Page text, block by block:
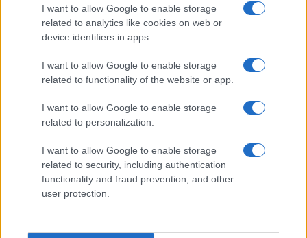
I want to allow Google to enable storage
related to analytics like cookies on web or
device identifiers in apps.
I want to allow Google to enable storage
related to functionality of the website or app.
I want to allow Google to enable storage
related to personalization.
I want to allow Google to enable storage
related to security, including authentication
functionality and fraud prevention, and other
user protection.
Club sociali a pagamento: vantaggi e svantaggi di un
nuovo modo di socializzare
Cristian Castiglioni · 5 Ago 2026